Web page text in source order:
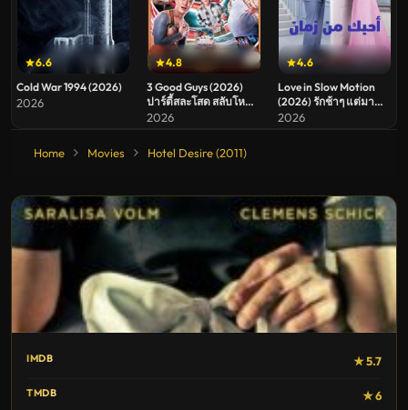
6.6
Cold War 1994 (2026)
2026
4.8
3 Good Guys (2026)
ปาร์ตี้สละโสด สลับโหมด
ข้ามคืน
2026
4.6
Love in Slow Motion
(2026) รักช้าๆ แต่มา
ชัวร์
2026
Home Movies Hotel Desire (2011)
IMDB ★ 5.7
TMDB ★ 6